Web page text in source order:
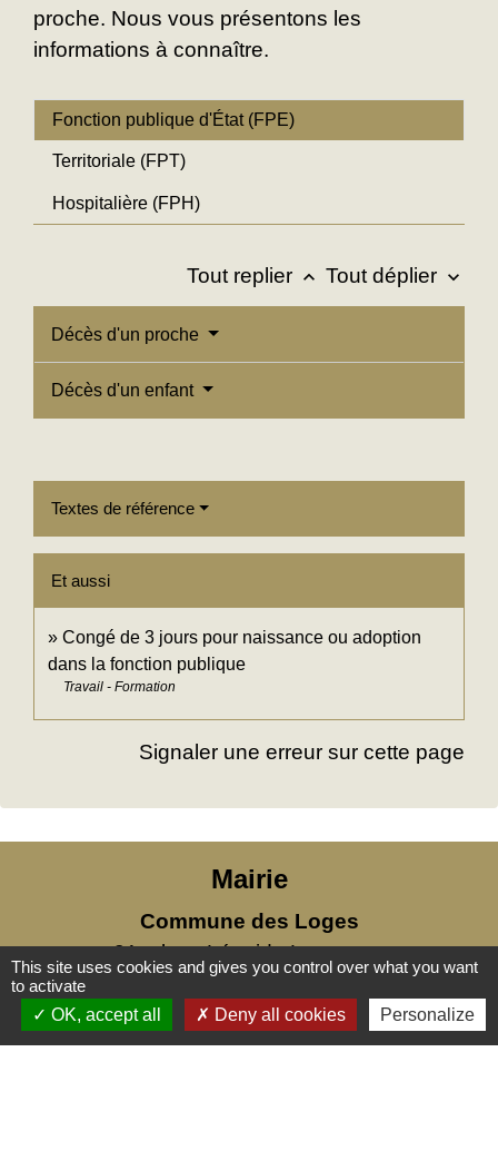
proche. Nous vous présentons les
informations à connaître.
Fonction publique d'État (FPE)
Territoriale (FPT)
Hospitalière (FPH)
Tout replier keyboard_arrow_up Tout déplier keyboard_arrow_down
Décès d'un proche
Décès d'un enfant
Textes de référence
Et aussi
Congé de 3 jours pour naissance ou adoption
dans la fonction publique
Travail - Formation
Signaler une erreur sur cette page
Mairie
Commune des Loges
31, place Léonide Lecompte
76790 Les Loges - FRANCE
+33 2 35 27 04 81
This site uses cookies and gives you control over what you want
to activate
OK, accept all
Deny all cookies Personalize